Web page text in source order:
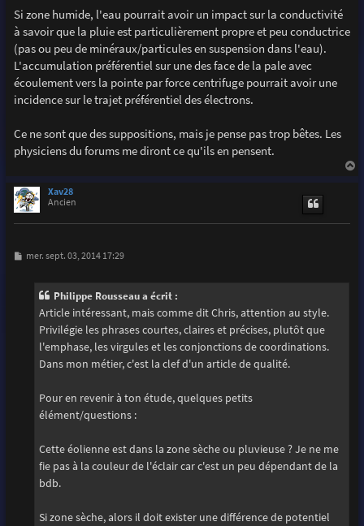
Si zone humide, l'eau pourrait avoir un impact sur la conductivité
à savoir que la pluie est particulièrement propre et peu conductrice
(pas ou peu de minéraux/particules en suspension dans l'eau).
L'accumulation préférentiel sur une des face de la pale avec
écoulement vers la pointe par force centrifuge pourrait avoir une
incidence sur le trajet préférentiel des électrons.
Ce ne sont que des suppositions, mais je pense pas trop bêtes. Les
physiciens du forums me diront ce qu'ils en pensent.
Xav28
Ancien
M
mer. sept. 03, 2014 17:29
Philippe Rousseau a écrit :
Article intéressant, mais comme dit Chris, attention au style.
Privilégie les phrases courtes, claires et précises, plutôt que
l'emphase, les virgules et les conjonctions de coordinations.
Dans mon métier, c'est la clef d'un article de qualité.
Pour en revenir à ton étude, quelques petits
élément/questions :
Cette éolienne est dans la zone sèche ou pluvieuse ? Je ne me
fie pas à la couleur de l'éclair car c'est un peu dépendant de la
bdb.
Si zone sèche, alors il doit exister une différence de potentiel